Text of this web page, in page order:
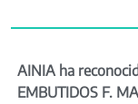
AINIA ha
EMBUTIDOS F.